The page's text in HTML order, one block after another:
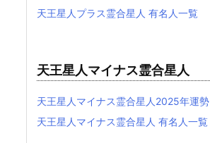
天王星人プラス霊合星人 有名人一覧
天王星人マイナス霊合星人
天王星人マイナス霊合星人2025年運勢
天王星人マイナス霊合星人 有名人一覧